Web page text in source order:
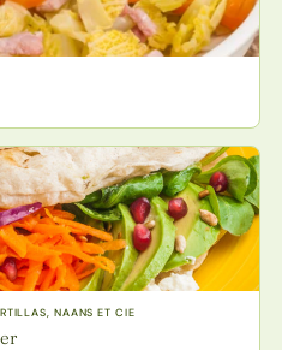
NAANS ET CIE